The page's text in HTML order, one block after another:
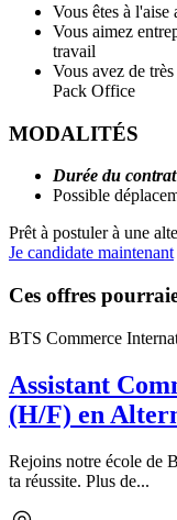
Vous êtes à
Vous aimez
travail
Vous avez de
Pack Office
MODALITÉS
Durée du
Possible
Prêt à postuler à une
Je candidate maintenant
Ces offres
BTS Commerce
Assistant
(H/F) en
Rejoins notre école de
ta réussite. Plus de...